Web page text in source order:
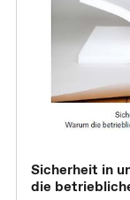
Sicherheit in
die